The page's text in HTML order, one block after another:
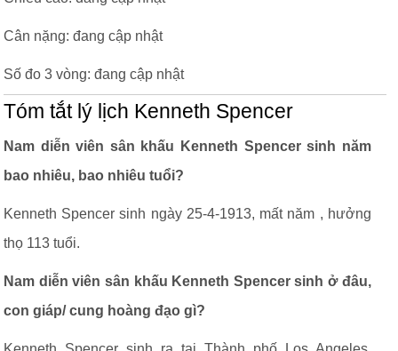
Cân nặng: đang cập nhật
Số đo 3 vòng: đang cập nhật
Tóm tắt lý lịch Kenneth Spencer
Nam diễn viên sân khấu Kenneth Spencer sinh năm
bao nhiêu, bao nhiêu tuổi?
Kenneth Spencer sinh ngày 25-4-1913, mất năm , hưởng
thọ 113 tuổi.
Nam diễn viên sân khấu Kenneth Spencer sinh ở đâu,
con giáp/ cung hoàng đạo gì?